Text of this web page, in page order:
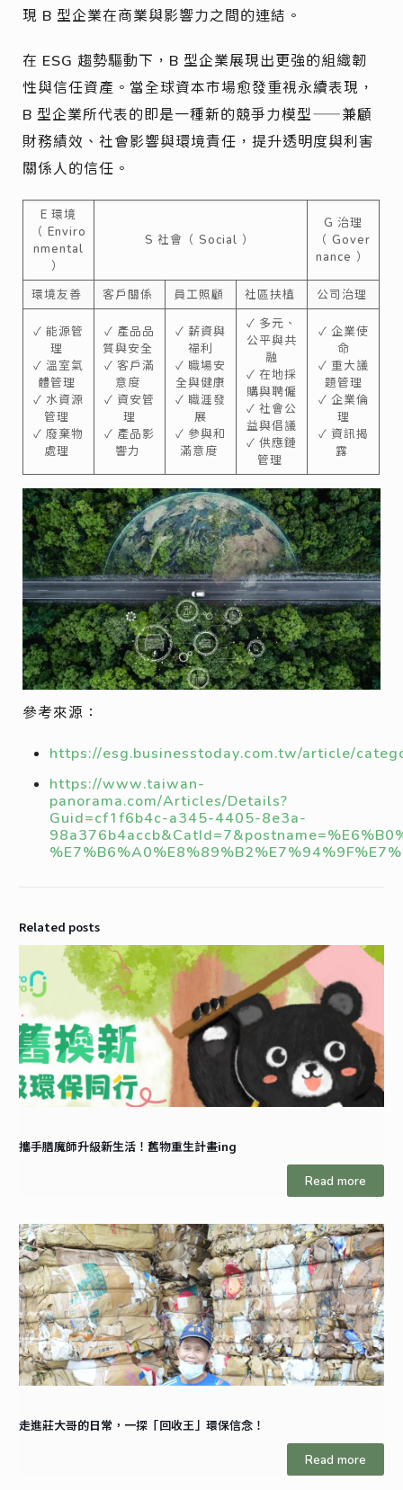
現 B 型企業在商業與影響力之間的連結。
在 ESG 趨勢驅動下，B 型企業展現出更強的組織韌
性與信任資產。當全球資本市場愈發重視永續表現，
B 型企業所代表的即是一種新的競爭力模型——兼顧
財務績效、社會影響與環境責任，提升透明度與利害
關係人的信任。
E 環境
（ Enviro
nmental
）
S 社會（ Social ）
G 治理
（ Gover
nance ）
環境友善 客戶關係 員工照顧 社區扶植 公司治理
✓ 能源管
理
✓ 溫室氣
體管理
✓ 水資源
管理
✓ 廢棄物
處理
✓ 產品品
質與安全
✓ 客戶滿
意度
✓ 資安管
理
✓ 產品影
響力
✓ 薪資與
福利
✓ 職場安
全與健康
✓ 職涯發
展
✓ 參與和
滿意度
✓ 多元、
公平與共
融
✓ 在地採
購與聘僱
✓ 社會公
益與倡議
✓ 供應鏈
管理
✓ 企業使
命
✓ 重大議
題管理
✓ 企業倫
理
✓ 資訊揭
露
參考來源：
https://esg.businesstoday.com.tw/article/
https://www.taiwan-
panorama.com/Articles/Details?
Guid=cf1f6b4c-a345-4405-8e3a-
Related posts
攜手膳魔師升級新生活！舊物重生計畫ing
Read more
走進莊大哥的日常，一探「回收王」環保信念！
Read more